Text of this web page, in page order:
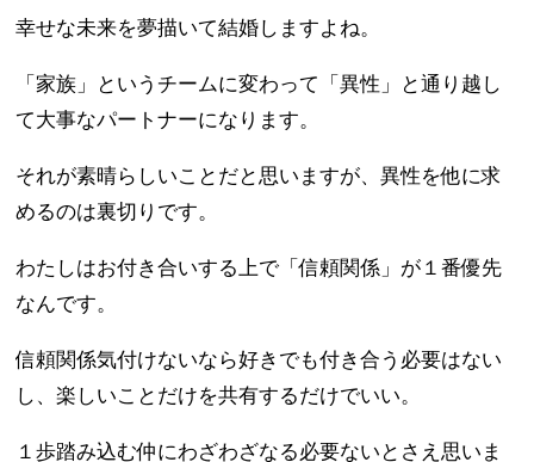
幸せな未来を夢描いて結婚しますよね。
「家族」というチームに変わって「異性」と通り越し
て大事なパートナーになります。
それが素晴らしいことだと思いますが、異性を他に求
めるのは裏切りです。
わたしはお付き合いする上で「信頼関係」が１番優先
なんです。
信頼関係気付けないなら好きでも付き合う必要はない
し、楽しいことだけを共有するだけでいい。
１歩踏み込む仲にわざわざなる必要ないとさえ思いま